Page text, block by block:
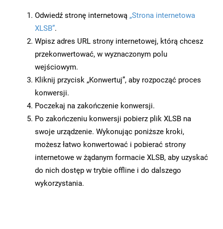
Odwiedź stronę internetową „Strona internetowa
XLSB”.
Wpisz adres URL strony internetowej, którą chcesz
przekonwertować, w wyznaczonym polu
wejściowym.
Kliknij przycisk „Konwertuj”, aby rozpocząć proces
konwersji.
Poczekaj na zakończenie konwersji.
Po zakończeniu konwersji pobierz plik XLSB na
swoje urządzenie. Wykonując poniższe kroki,
możesz łatwo konwertować i pobierać strony
internetowe w żądanym formacie XLSB, aby uzyskać
do nich dostęp w trybie offline i do dalszego
wykorzystania.